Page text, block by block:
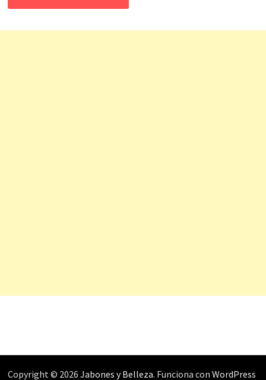
Copyright © 2026 Jabones y Belleza. Funciona con WordPress